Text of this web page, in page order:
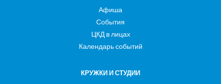
Афиша
События
ЦКД в лицах
Календарь событий
КРУЖКИ И СТУДИИ